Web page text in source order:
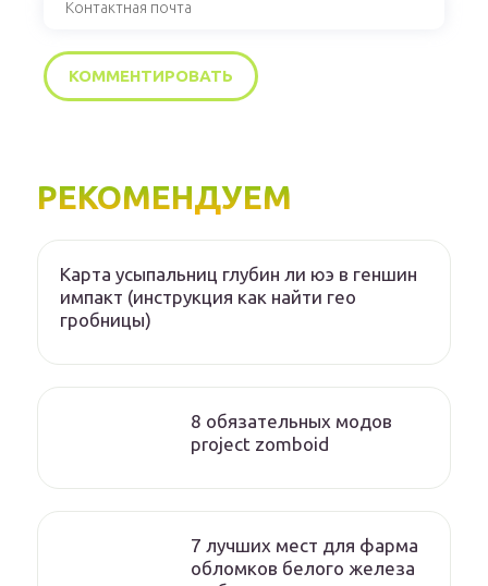
РЕКОМЕНДУЕМ
Карта усыпальниц глубин ли юэ в геншин
импакт (инструкция как найти гео
гробницы)
8 обязательных модов
project zomboid
7 лучших мест для фарма
обломков белого железа